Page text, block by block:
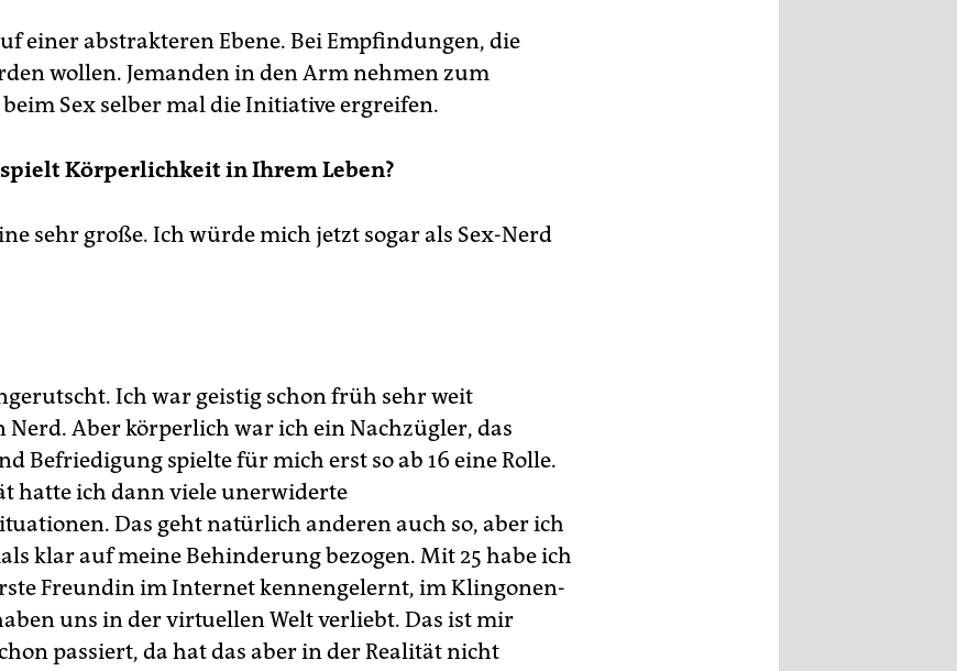
einer abstrakteren Ebene. Bei Empfindungen, die
wollen. Jemanden in den Arm nehmen zum
Sex selber mal die Initiative ergreifen.
Körperlichkeit in Ihrem Leben?
sehr große. Ich würde mich jetzt sogar als Sex-Nerd
Ich war geistig schon früh sehr weit
Nerd. Aber körperlich war ich ein Nachzügler, das
Befriedigung spielte für mich erst so ab 16 eine Rolle.
hatte ich dann viele unerwiderte
Das geht natürlich anderen auch so, aber ich
klar auf meine Behinderung bezogen. Mit 25 habe ich
Freundin im Internet kennengelernt, im Klingonen-
uns in der virtuellen Welt verliebt. Das ist mir
passiert, da hat das aber in der Realität nicht